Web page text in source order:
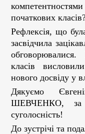
початкових
Рефлексія, що
засвідчила
класів
нового досвіду у
Дякуємо
ШЕВЧЕНКО, за
суголосність!
До зустрічі та